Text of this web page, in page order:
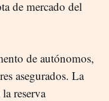
de mercado del
de autónomos,
asegurados. La
reserva